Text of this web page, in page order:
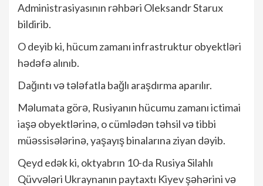
Administrasiyasının rəhbəri Oleksandr Starux
bildirib.
O deyib ki, hücum zamanı infrastruktur obyektləri
hədəfə alınıb.
Dağıntı və tələfatla bağlı araşdırma aparılır.
Məlumata görə, Rusiyanın hücumu zamanı ictimai
iaşə obyektlərinə, o cümlədən təhsil və tibbi
müəssisələrinə, yaşayış binalarına ziyan dəyib.
Qeyd edək ki, oktyabrın 10-da Rusiya Silahlı
Qüvvələri Ukraynanın paytaxtı Kiyev şəhərini və